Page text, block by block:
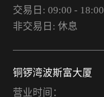
交易日: 09:00 - 18:00
非交易日: 休息
铜锣湾波斯富大厦
营业时间：